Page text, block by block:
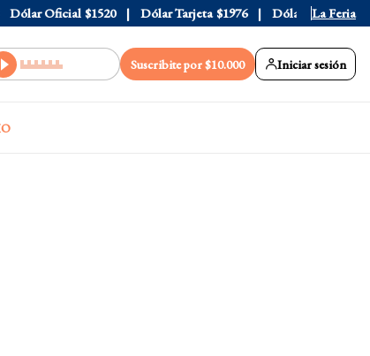
Oficial $1520 Dólar Tarjeta $1976 Dólar Blue $1530
La Feria
Suscribite por $10.000 Iniciar sesión